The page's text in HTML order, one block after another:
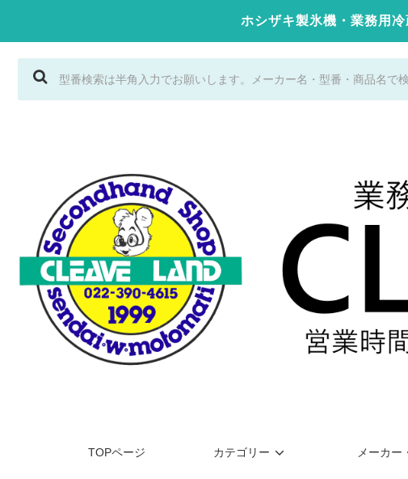
ホシザキ製氷機・業務用
TOPページ カテゴリー メーカー